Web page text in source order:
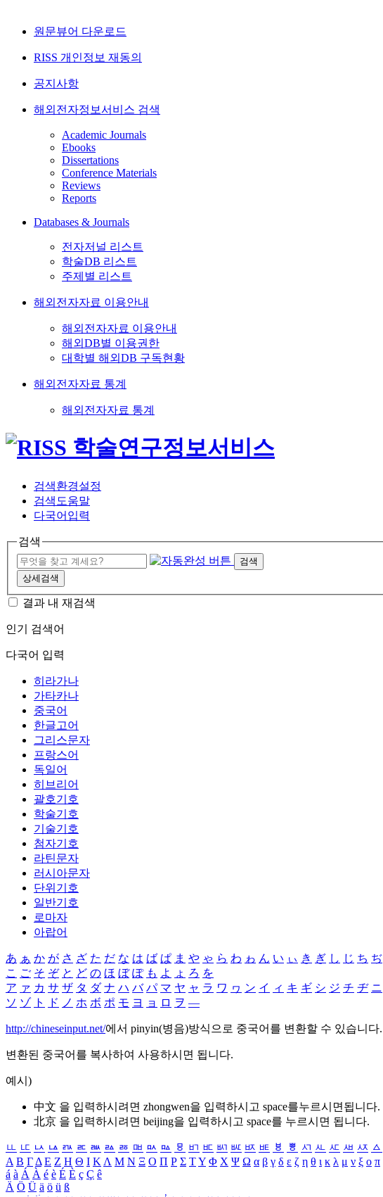
원문뷰어 다운로드
RISS 개인정보 재동의
공지사항
해외전자정보서비스 검색
Academic Journals
Ebooks
Dissertations
Conference Materials
Reviews
Reports
Databases & Journals
전자저널 리스트
학술DB 리스트
주제별 리스트
해외전자자료 이용안내
해외전자자료 이용안내
해외DB별 이용권한
대학별 해외DB 구독현황
해외전자자료 통계
해외전자자료 통계
검색환경설정
검색도움말
다국어입력
검색
검색
상세검색
결과 내 재검색
인기 검색어
다국어 입력
히라가나
가타카나
중국어
한글고어
그리스문자
프랑스어
독일어
히브리어
괄호기호
학술기호
기술기호
첨자기호
라틴문자
러시아문자
단위기호
일반기호
로마자
아랍어
あ ぁ か が さ ざ た だ な は ば ぱ ま や ゃ ら わ ゎ ん い ぃ き ぎ し じ ち ぢ
こ ご そ ぞ と ど の ほ ぼ ぽ も よ ょ ろ を
ア ァ カ サ ザ タ ダ ナ ハ バ パ マ ヤ ャ ラ ワ ヮ ン イ ィ キ ギ シ ジ チ ヂ ニ
ソ ゾ ト ド ノ ホ ボ ポ モ ヨ ョ ロ ヲ ―
http://chineseinput.net/에서 pinyin(병음)방식으로 중국어를 변환할 수 있습니다.
변환된 중국어를 복사하여 사용하시면 됩니다.
예시)
中文 을 입력하시려면 zhongwen을 입력하시고 space를누르시면됩니다.
北京 을 입력하시려면 beijing을 입력하시고 space를 누르시면 됩니다.
ㅥ ㅦ ㅧ ㅨ ㅩ ㅪ ㅫ ㅬ ㅭ ㅮ ㅯ ㅰ ㅱ ㅲ ㅳ ㅴ ㅵ ㅶ ㅷ ㅸ ㅹ ㅺ ㅻ ㅼ ㅽ ㅾ ㅿ
Α Β ΓΔ Ε Ζ Η Θ Ι ΚΛ Μ Ν Ξ Ο Π Ρ Σ ΤΥ Φ Χ Ψ Ω α β γ δ ε ζ η θ ι κ λ μ ν ξ ο π
á à Á À é è É È ç Ç ê
Ä Ö Ü ä ö ü ß